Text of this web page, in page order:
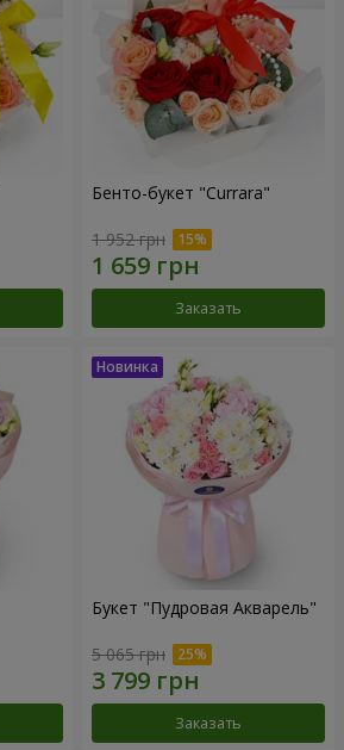
Бенто-букет "Currara"
1 952 грн
Заказать
Букет "Пудровая Акварель"
5 065 грн
Заказать